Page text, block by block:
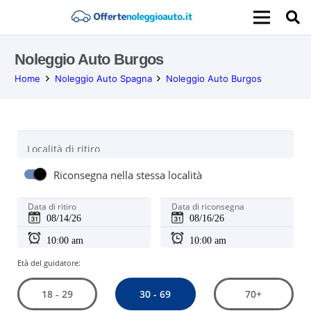
Noleggio Auto Burgos
Home Noleggio Auto Spagna Noleggio Auto Burgos
Località di ritiro
Riconsegna nella stessa località
Data di ritiro Data di riconsegna
Età del guidatore:
18 - 29 30 - 69 70+